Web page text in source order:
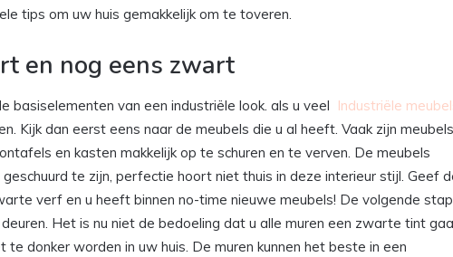
tips om uw huis gemakkelijk om te toveren.
en nog eens zwart
basiselementen van een industriële look. als u veel Industriële
Kijk dan eerst eens naar de meubels die u al heeft. Vaak zijn meubels
en kasten makkelijk op te schuren en te verven. De meubels
te zijn, perfectie hoort niet thuis in deze interieur stijl. Geef
verf en u heeft binnen no-time nieuwe meubels! De volgende stap
Het is nu niet de bedoeling dat u alle muren een zwarte tint
te donker worden in uw huis. De muren kunnen het beste in een